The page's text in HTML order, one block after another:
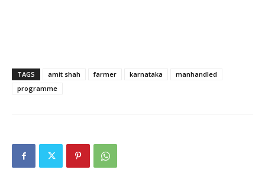
TAGS amit shah farmer karnataka
manhandled
programme